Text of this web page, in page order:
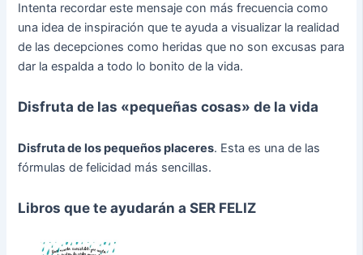
Intenta recordar este mensaje con más frecuencia como
una idea de inspiración que te ayuda a visualizar la realidad
de las decepciones como heridas que no son excusas para
dar la espalda a todo lo bonito de la vida.
Disfruta de las «pequeñas cosas» de la vida
Disfruta de los pequeños placeres. Esta es una de las
fórmulas de felicidad más sencillas.
Libros que te ayudarán a SER FELIZ